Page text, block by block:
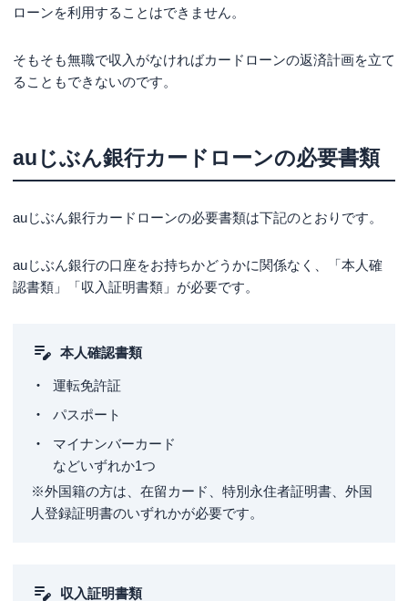
ローンを利用することはできません。
そもそも無職で収入がなければカードローンの返済計画を立て
ることもできないのです。
auじぶん銀行カードローンの必要書類
auじぶん銀行カードローンの必要書類は下記のとおりです。
auじぶん銀行の口座をお持ちかどうかに関係なく、「本人確
認書類」「収入証明書類」が必要です。
本人確認書類
運転免許証
パスポート
マイナンバーカード
などいずれか1つ
※外国籍の方は、在留カード、特別永住者証明書、外国
人登録証明書のいずれかが必要です。
収入証明書類